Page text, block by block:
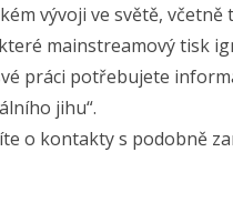
vývoji ve světě, včetně
mainstreamový tisk
práci potřebujete
jihu“.
o kontakty s podobně